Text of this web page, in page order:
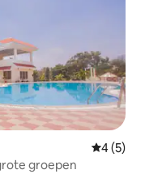
4 (5)
groepen